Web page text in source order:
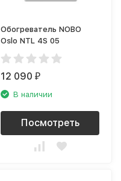
Обогреватель NOBO
Oslo NTL 4S 05
12 090₽
В наличии
Посмотреть